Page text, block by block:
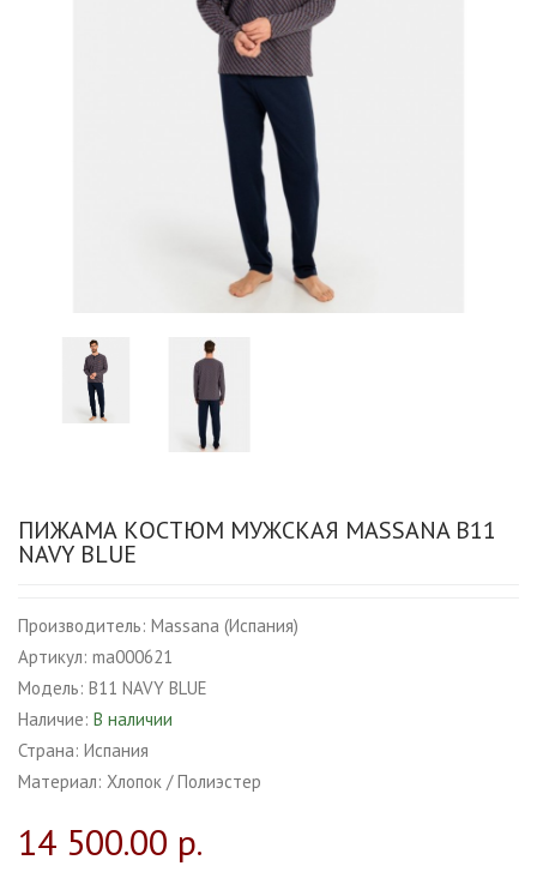
ПИЖАМА КОСТЮМ МУЖСКАЯ MASSANA B11
NAVY BLUE
Производитель: Massana (Испания)
Артикул: ma000621
Модель: B11 NAVY BLUE
Наличие: В наличии
Страна: Испания
Материал: Хлопок / Полиэстер
14 500.00 р.